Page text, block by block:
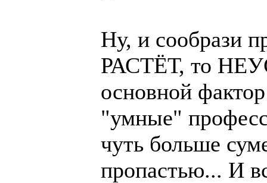
Ну, и сообрази
РАСТЁТ, то
основной
"умные"
чуть больше
пропастью... И